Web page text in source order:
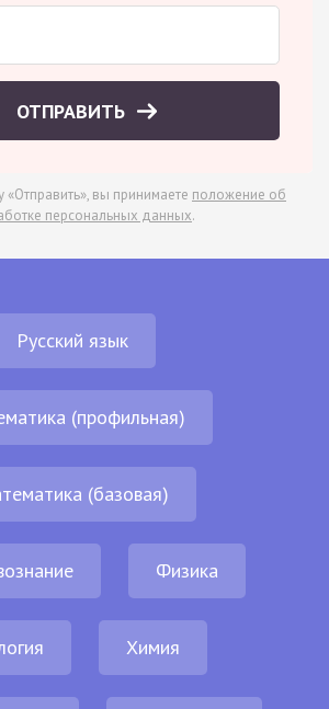
ОТПРАВИТЬ
вы принимаете положение об
персональных данных.
Русский язык
(профильная)
(базовая)
Физика
Химия